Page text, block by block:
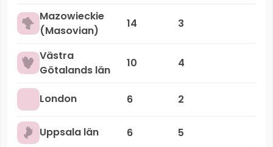
Mazowieckie
(Masovian)
14 3
Västra
Götalands län
10 4
London 6 2
Uppsala län 6 5